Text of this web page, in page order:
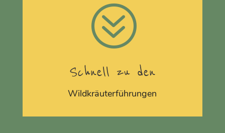
?
Schnell zu den
Wildkräuterführungen